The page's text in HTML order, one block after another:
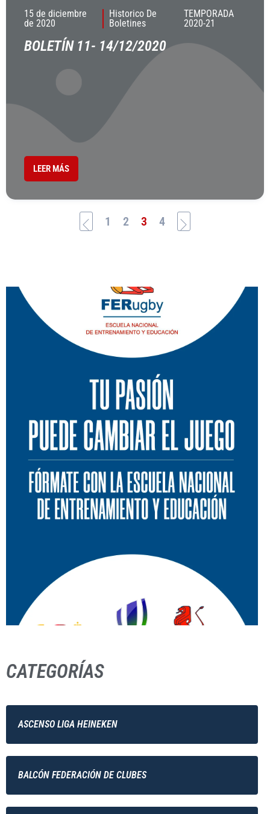
15 de diciembre
de 2020
Historico De
Boletines
TEMPORADA
2020-21
BOLETÍN 11- 14/12/2020
LEER MÁS
1 2 3 4
CATEGORÍAS
ASCENSO LIGA HEINEKEN
BALCÓN FEDERACIÓN DE CLUBES